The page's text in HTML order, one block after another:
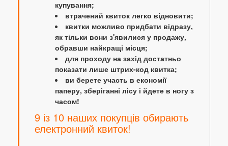
купування;
втрачений квиток легко відновити;
квитки можливо придбати відразу,
як тільки вони з'явилися у продажу,
обравши найкращі місця;
для проходу на захід достатньо
показати лише штрих-код квитка;
ви берете участь в економії
паперу, зберіганні лісу і йдете в ногу з
часом!
9 із 10 наших покупців обирають
електронний квиток!